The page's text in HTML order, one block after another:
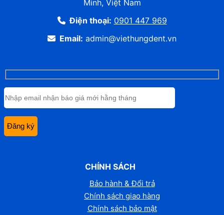
Minh, Việt Nam
Điện thoại: 0901 447 969
Email: admin@viethungdent.vn
CHÍNH SÁCH
Bảo hành & Đổi trả
Chính sách giao hàng
Chính sách bảo mật